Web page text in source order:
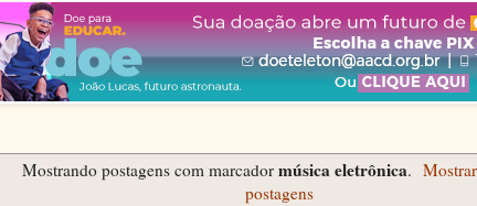
Mostrando postagens com marcador música eletrônica.
postagens